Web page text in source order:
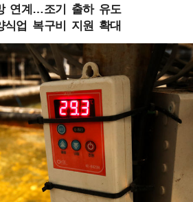
연계…조기 출하 유도
식업 복구비 지원 확대